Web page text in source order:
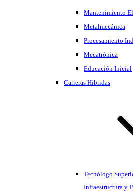
Mantenimiento
Metalmecánica
Procesamiento
Mecatrónica
Educación Inicial
Carreras Híbridas
Tecnólogo
Infraestructura y